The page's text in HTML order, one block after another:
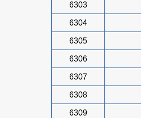
6303
6304
6305
6306
6307
6308
6309